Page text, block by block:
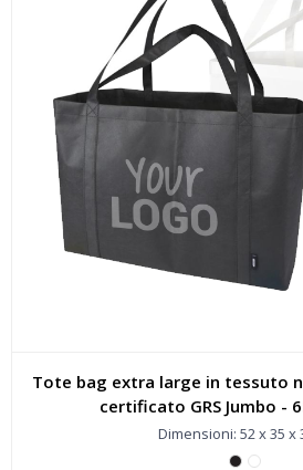
Tote bag extra large in tessuto
certificato GRS Jumbo -
Dimensioni: 52 x 35 x